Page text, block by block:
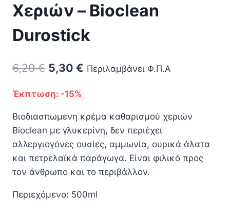
Χεριών – Bioclean
Durostick
6,20€ Original
was:
6,20 €.
5,30 € Η
είναι:
5,30 €.
Περιλαμβάνει Φ.Π.Α
Έκπτωση: -15%
Βιοδιασπωμενη κρέμα καθαρισμού χεριών
Bioclean με γλυκερίνη, δεν περιέχει
αλλεργιογόνες ουσίες, αμμωνία, ουρικά άλατα
και πετρελαϊκά παράγωγα. Είναι φιλικό προς
τον άνθρωπο και το περιβάλλον.
Περιεχόμενο: 500ml